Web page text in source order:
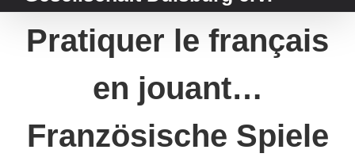
Pratiquer le français
en jouant…
Französische Spiele